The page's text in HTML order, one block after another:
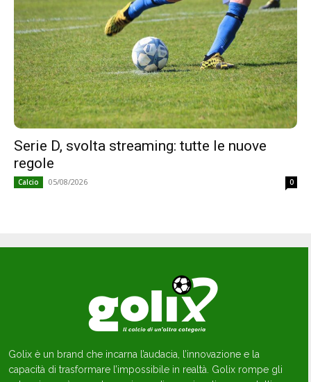
Serie D, svolta streaming: tutte le nuove
regole
Calcio 05/08/2026 0
Golix è un brand che incarna l’audacia, l’innovazione e la
capacità di trasformare l’impossibile in realtà. Golix rompe gli